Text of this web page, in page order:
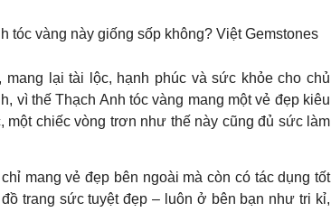
tóc vàng này giống sốp không? Việt Gemstones
lại tài lộc, hạnh phúc và sức khỏe cho chủ
vì thế Thạch Anh tóc vàng mang một vẻ đẹp kiêu
một chiếc vòng trơn như thế này cũng đủ sức làm
mang vẻ đẹp bên ngoài mà còn có tác dụng tốt
trang sức tuyệt đẹp – luôn ở bên bạn như tri kỉ,